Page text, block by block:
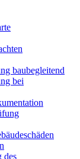
baubegleitend
bei
des